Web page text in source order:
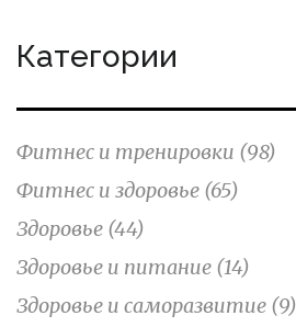
Категории
Фитнес и тренировки (98)
Фитнес и здоровье (65)
Здоровье (44)
Здоровье и питание (14)
Здоровье и саморазвитие (9)